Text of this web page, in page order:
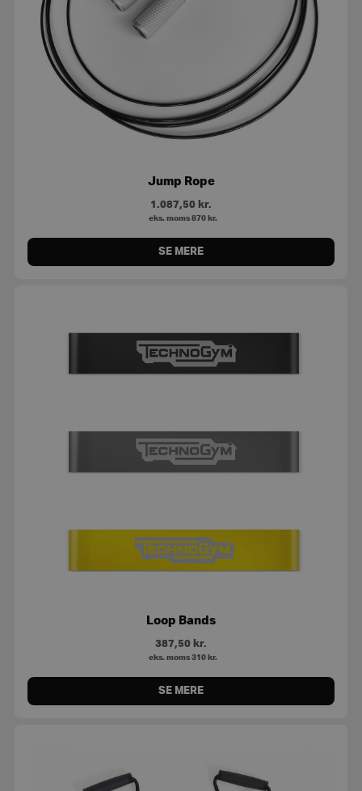
Jump Rope
1.087,50 kr.
eks. moms 870 kr.
SE MERE
Loop Bands
387,50 kr.
eks. moms 310 kr.
SE MERE